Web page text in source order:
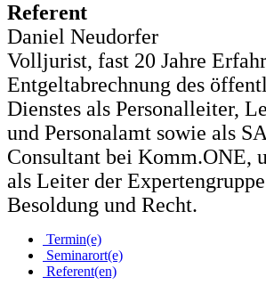
Referent
Daniel Neudorfer
Volljurist, fast 20 Jahre
Entgeltabrechnung des
Dienstes als Personalleiter,
und Personalamt sowie als
Consultant bei Komm.ONE,
als Leiter der
Besoldung und Recht.
Termin(e)
Seminarort(e)
Referent(en)